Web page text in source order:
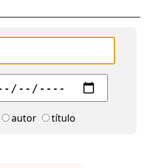
autor título